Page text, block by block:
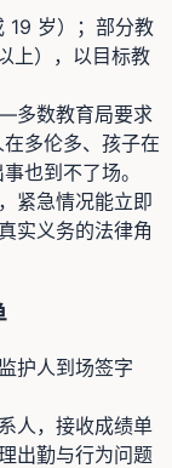
19 岁）；部分教
上），以目标教
多数教育局要求
多伦多、孩子在
也到不了场。
紧急情况能立即
实义务的法律角
护人到场签字
人，接收成绩单
出勤与行为问题